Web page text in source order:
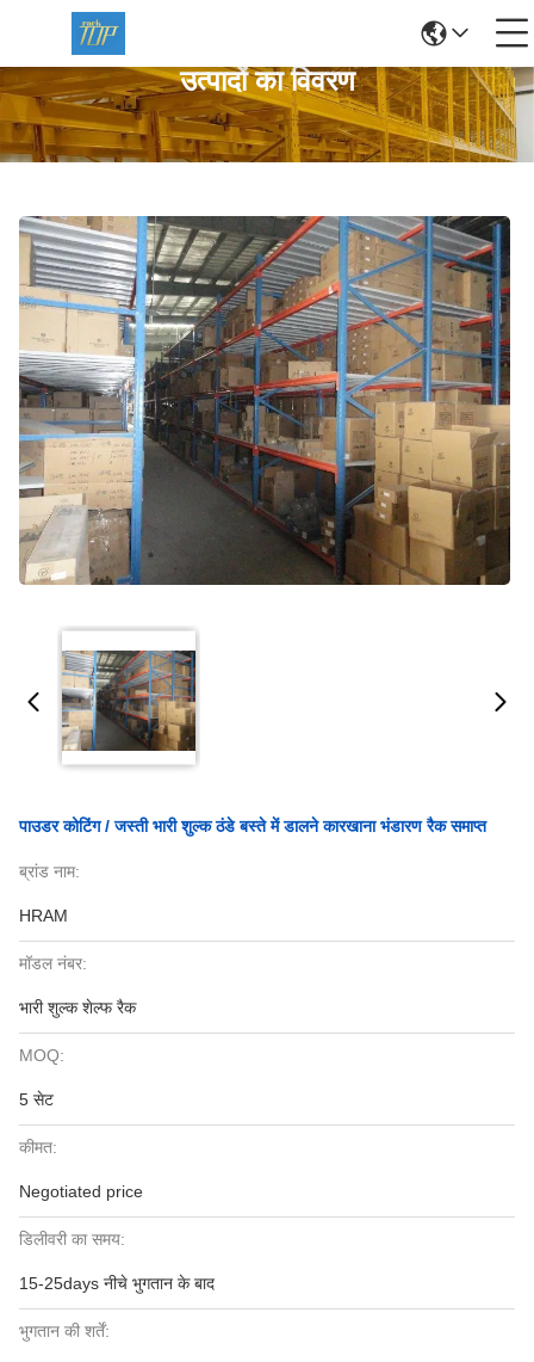
उत्पादों का विवरण
पाउडर कोटिंग / जस्ती भारी शुल्क ठंडे बस्ते में डालने कारखाना भंडारण रैक समाप्त
ब्रांड नाम:
HRAM
मॉडल नंबर:
भारी शुल्क शेल्फ रैक
MOQ:
5 सेट
कीमत:
Negotiated price
डिलीवरी का समय:
15-25days नीचे भुगतान के बाद
भुगतान की शर्तें: